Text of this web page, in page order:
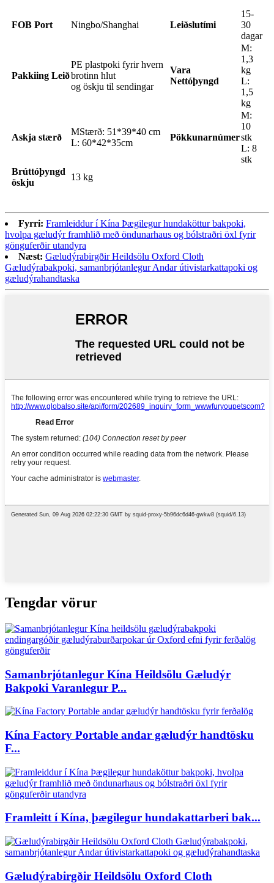
FOB Port Ningbo/Shanghai Leiðslutími
15-
30
dagar
Pakkiing Leið
PE plastpoki fyrir hvern
brotinn hlut
og öskju til sendingar
Vara
Nettóþyngd
M:
1,3
kg
L:
1,5
kg
Askja stærð
MStærð: 51*39*40 cm
L: 60*42*35cm
Pökkunarnúmer
M:
10
stk
L: 8
stk
Brúttóþyngd
öskju
13 kg
Fyrri: Framleiddur í Kína Þægilegur hundaköttur bakpoki,
hvolpa gæludýr framhlið með öndunarhaus og bólstraðri öxl fyrir
gönguferðir utandyra
Næst: Gæludýrabirgðir Heildsölu Oxford Cloth
Gæludýrabakpoki, samanbrjótanlegur Andar útivistarkattapoki og
gæludýrahandtaska
Tengdar vörur
Samanbrjótanlegur Kína Heildsölu Gæludýr
Bakpoki Varanlegur P...
Kína Factory Portable andar gæludýr handtösku
F...
Framleitt í Kína, þægilegur hundakattarberi bak...
Gæludýrabirgðir Heildsölu Oxford Cloth